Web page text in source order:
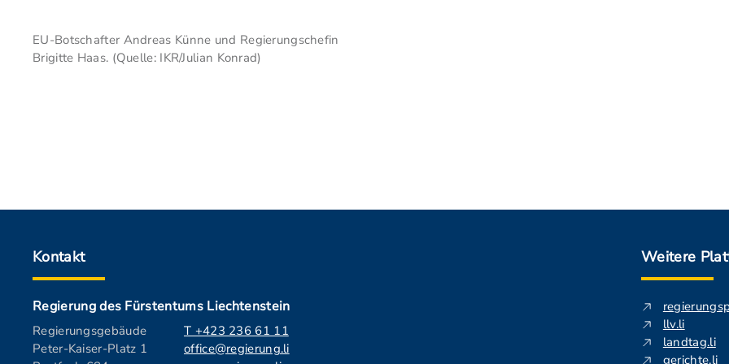
EU-Botschafter Andreas Künne und Regierungschefin
Brigitte Haas. (Quelle: IKR/Julian Konrad)
Kontakt
Regierung des Fürstentums Liechtenstein
Regierungsgebäude
Peter-Kaiser-Platz 1
T +423 236 61 11
office@regierung.li
Weitere
llv.li
landtag.li
gerichte.li